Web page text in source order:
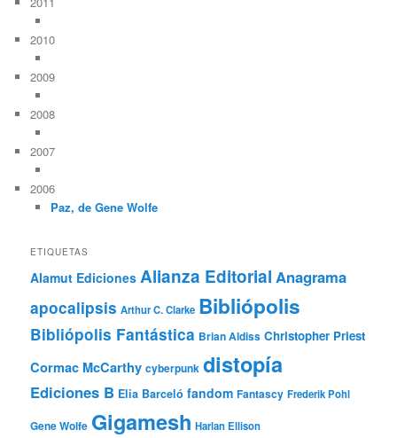
2010
2009
2008
2007
2006
Paz, de Gene Wolfe
ETIQUETAS
Alamut Ediciones Alianza Editorial Anagrama
apocalipsis Arthur C. Clarke Bibliópolis
Bibliópolis Fantástica Brian Aldiss Christopher Priest
Cormac McCarthy cyberpunk distopía
Ediciones B Elia Barceló fandom Fantascy Frederik Pohl
Gene Wolfe Gigamesh Harlan Ellison